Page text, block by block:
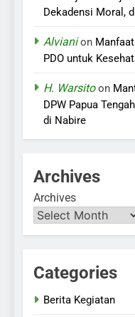
Dekadensi Moral,
Alvianion
PDO untuk
H. Warsitoon
DPW Papua
di Nabire
Archives
Archives
Categories
Berita Kegiatan